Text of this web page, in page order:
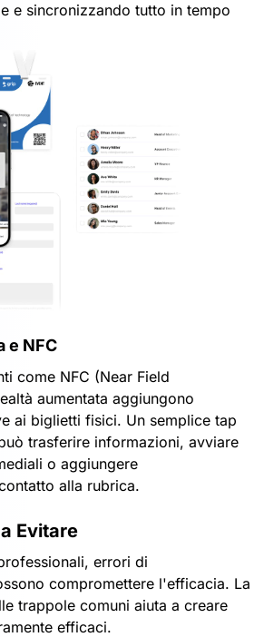
e sincronizzando tutto in tempo
e NFC
come NFC (Near Field
aumentata aggiungono
ai biglietti fisici. Un semplice tap
trasferire informazioni, avviare
o aggiungere
alla rubrica.
Evitare
errori di
compromettere l'efficacia. La
trappole comuni aiuta a creare
efficaci.